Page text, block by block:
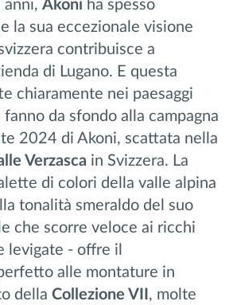
anni, Akoni ha spesso
la sua eccezionale visione
contribuisce a
di Lugano. E questa
chiaramente nei paesaggi
da sfondo alla campagna
2024 di Akoni, scattata nella
Verzasca in Svizzera. La
di colori della valle alpina
tonalità smeraldo del suo
che scorre veloce ai ricchi
levigate - offre il
alle montature in
della Collezione VII , molte